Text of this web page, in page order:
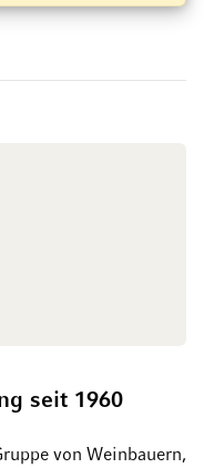
seit 1960
von Weinbauern,